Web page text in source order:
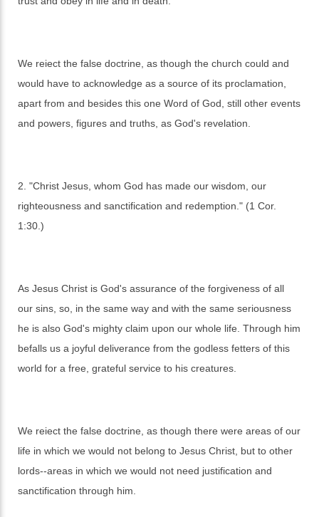
We reiect the false doctrine, as though the church could and
would have to acknowledge as a source of its proclamation,
apart from and besides this one Word of God, still other events
and powers, figures and truths, as God's revelation.
2. "Christ Jesus, whom God has made our wisdom, our
righteousness and sanctification and redemption." (1 Cor.
1:30.)
As Jesus Christ is God's assurance of the forgiveness of all
our sins, so, in the same way and with the same seriousness
he is also God's mighty claim upon our whole life. Through him
befalls us a joyful deliverance from the godless fetters of this
world for a free, grateful service to his creatures.
We reiect the false doctrine, as though there were areas of our
life in which we would not belong to Jesus Christ, but to other
lords--areas in which we would not need justification and
sanctification through him.